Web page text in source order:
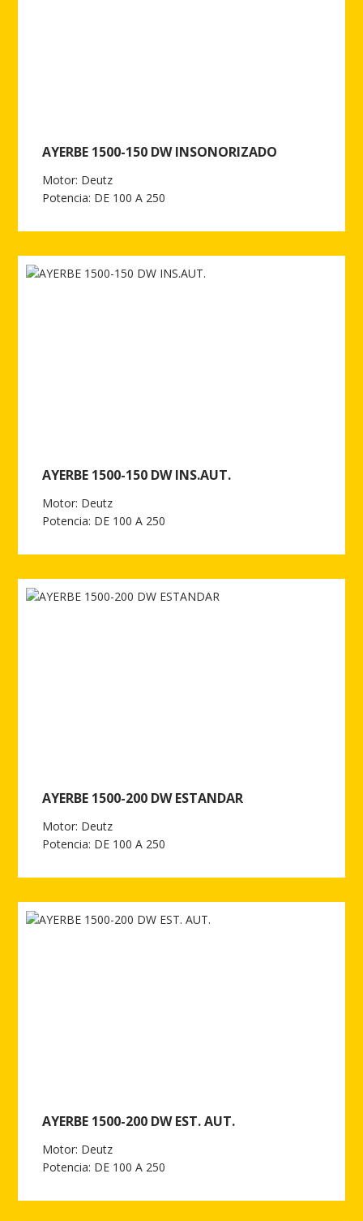
AYERBE 1500-150 DW INSONORIZADO
Motor: Deutz
Potencia: DE 100 A 250
AYERBE 1500-150 DW INS.AUT.
Motor: Deutz
Potencia: DE 100 A 250
AYERBE 1500-200 DW ESTANDAR
Motor: Deutz
Potencia: DE 100 A 250
AYERBE 1500-200 DW EST. AUT.
Motor: Deutz
Potencia: DE 100 A 250